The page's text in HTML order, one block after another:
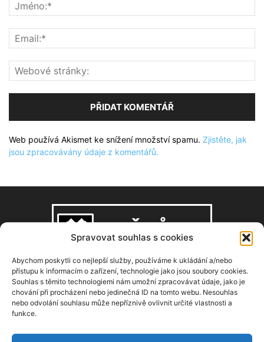
Spravovat souhlas s cookies
Abychom poskytli co nejlepší služby, používáme k ukládání a/nebo
přístupu k informacím o zařízení, technologie jako jsou soubory cookies.
Souhlas s těmito technologiemi nám umožní zpracovávat údaje, jako je
chování při procházení nebo jedinečná ID na tomto webu. Nesouhlas
nebo odvolání souhlasu může nepříznivě ovlivnit určité vlastnosti a
funkce.
Web používá Akismet ke snížení množství spamu. Zjistěte, jak
jsou zpracovávány údaje z komentářů.
O NÁS